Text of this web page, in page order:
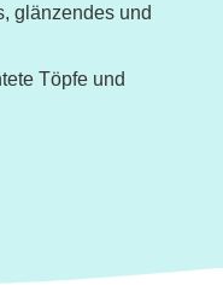
glänzendes und
Töpfe und